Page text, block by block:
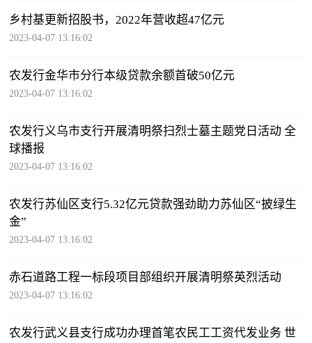
乡村基更新招股书，2022年营收超47亿元
2023-04-07 13:16:02
农发行金华市分行本级贷款余额首破50亿元
2023-04-07 13:16:02
农发行义乌市支行开展清明祭扫烈士墓主题党日活动 全
球播报
2023-04-07 13:16:02
农发行苏仙区支行5.32亿元贷款强劲助力苏仙区“披绿生
金”
2023-04-07 13:16:02
赤石道路工程一标段项目部组织开展清明祭英烈活动
2023-04-07 13:16:02
农发行武义县支行成功办理首笔农民工工资代发业务 世